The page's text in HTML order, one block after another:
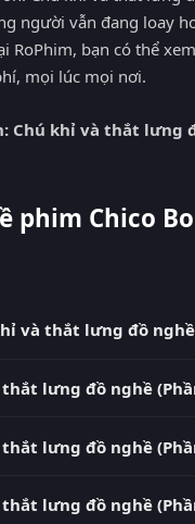
người vẫn đang loay
RoPhim, bạn có thể
mọi lúc mọi nơi.
Chú khỉ và thắt lưng
phim Chico
và thắt lưng đồ
cập nhật nhanh nhất.
lưng đồ nghề
10 phút khi nguồn có
thắt lưng đồ nghề
Thuyết Minh ngay
lưng đồ nghề